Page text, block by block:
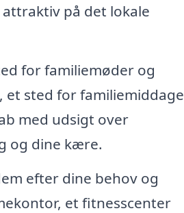
på det lokale
for familiemøder og
et sted for familiemiddage
med udsigt over
og dine kære.
efter dine behov og
et fitnesscenter